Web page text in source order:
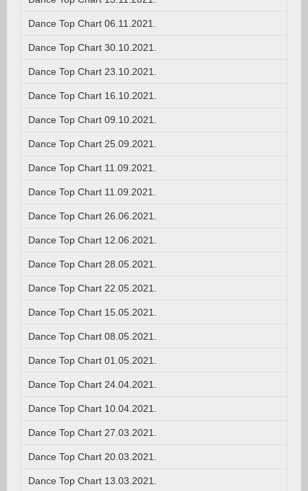
Dance Top Chart 06.11.2021.
Dance Top Chart 30.10.2021.
Dance Top Chart 23.10.2021.
Dance Top Chart 16.10.2021.
Dance Top Chart 09.10.2021.
Dance Top Chart 25.09.2021.
Dance Top Chart 11.09.2021.
Dance Top Chart 11.09.2021.
Dance Top Chart 26.06.2021.
Dance Top Chart 12.06.2021.
Dance Top Chart 28.05.2021.
Dance Top Chart 22.05.2021.
Dance Top Chart 15.05.2021.
Dance Top Chart 08.05.2021.
Dance Top Chart 01.05.2021.
Dance Top Chart 24.04.2021.
Dance Top Chart 10.04.2021.
Dance Top Chart 27.03.2021.
Dance Top Chart 20.03.2021.
Dance Top Chart 13.03.2021.